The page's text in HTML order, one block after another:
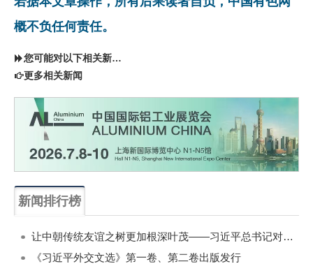
概不负任何责任。
您可能对以下相关新闻同样感兴趣
更多相关新闻
新闻排行榜
让中朝传统友谊之树更加根深叶茂——习近平总书记对朝鲜进行国事访问纪实
《习近平外交文选》第一卷、第二卷出版发行